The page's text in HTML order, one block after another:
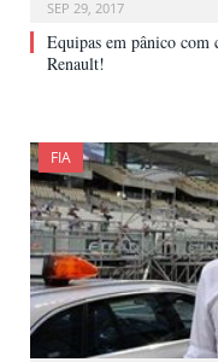
SEP 29, 2017
Equipas em pânico
Renault!
FIA